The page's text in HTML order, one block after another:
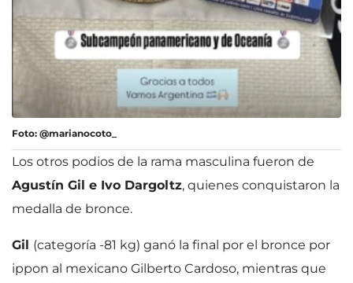
Foto: @marianocoto_
Los otros podios de la rama masculina fueron de
Agustín Gil e Ivo Dargoltz, quienes conquistaron la
medalla de bronce.
Gil (categoría -81 kg) ganó la final por el bronce por
ippon al mexicano Gilberto Cardoso, mientras que